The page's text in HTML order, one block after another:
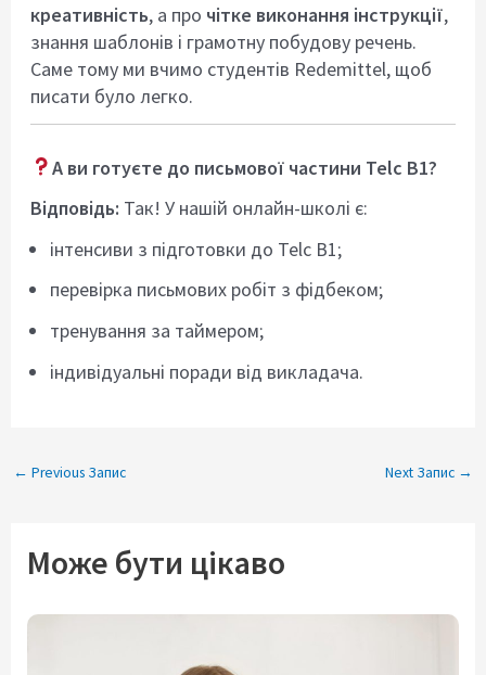
креативність, а про чітке виконання інструкції,
знання шаблонів і грамотну побудову речень.
Саме тому ми вчимо студентів Redemittel, щоб
писати було легко.
А ви готуєте до письмової частини Telc B1?
Відповідь: Так! У нашій онлайн-школі є:
інтенсиви з підготовки до Telc B1;
перевірка письмових робіт з фідбеком;
тренування за таймером;
індивідуальні поради від викладача.
← Previous Запис Next Запис →
Може бути цікаво